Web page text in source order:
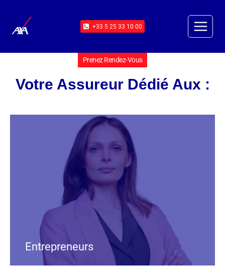
+33 5 25 33 10 00
Prenez Rendez-Vous
Votre Assureur Dédié Aux :
Entrepreneurs